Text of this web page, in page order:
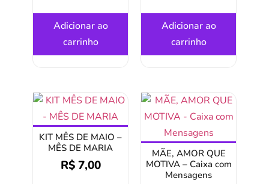
Adicionar ao
carrinho
Adicionar ao
carrinho
KIT MÊS DE MAIO –
MÊS DE MARIA
R$7,00
MÃE, AMOR QUE
MOTIVA – Caixa com
Mensagens